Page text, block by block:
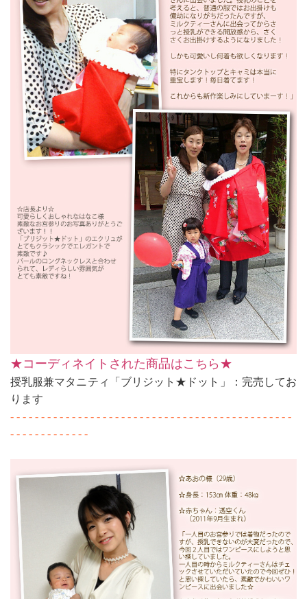
★コーディネイトされた商品はこちら★
授乳服兼マタニティ「ブリジット★ドット」：完売してお
ります
- - - - - - - - - - - - - - - - - - - - - - - - - - - - - - - - - - - - - - - - - - - - - -
- - - - - - - - - - - - -